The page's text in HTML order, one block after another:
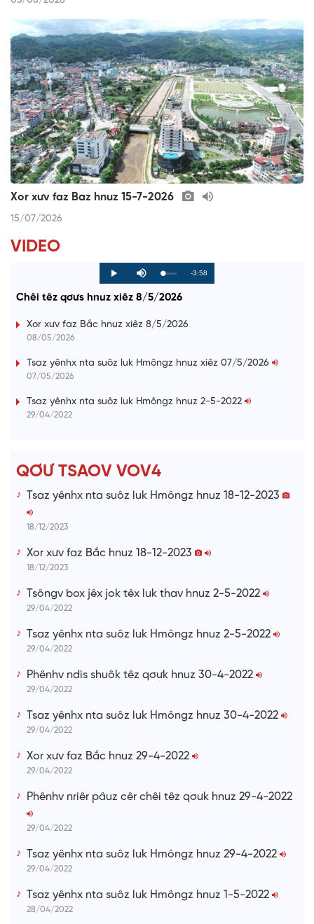
Xor xưv faz Baz hnuz 15-7-2026
15/07/2026
VIDEO
P
l
y
M
u
e
L
o
d
0
P
r
g
s
R
i
-3:58
Chêi têz qơưs hnuz xiêz 8/5/2026
Xor xưv faz Bắc hnuz xiêz 8/5/2026
08/05/2026
Tsaz yênhx nta suôz luk Hmôngz hnuz xiêz 07/5/2026
07/05/2026
Tsaz yênhx nta suôz luk Hmôngz hnuz 2-5-2022
29/04/2022
QƠƯ TSAOV VOV4
Tsaz yênhx nta suôz luk Hmôngz hnuz 18-12-2023
18/12/2023
Xor xưv faz Bắc hnuz 18-12-2023
18/12/2023
Tsôngv box jêx jok têx luk thav hnuz 2-5-2022
29/04/2022
Tsaz yênhx nta suôz luk Hmôngz hnuz 2-5-2022
29/04/2022
Phênhv ndis shuôk têz qơưk hnuz 30-4-2022
29/04/2022
Tsaz yênhx nta suôz luk Hmôngz hnuz 30-4-2022
29/04/2022
Xor xưv faz Bắc hnuz 29-4-2022
29/04/2022
Phênhv nriêr pâuz cêr chêi têz qơưk hnuz 29-4-2022
29/04/2022
Tsaz yênhx nta suôz luk Hmôngz hnuz 29-4-2022
29/04/2022
Tsaz yênhx nta suôz luk Hmôngz hnuz 1-5-2022
28/04/2022